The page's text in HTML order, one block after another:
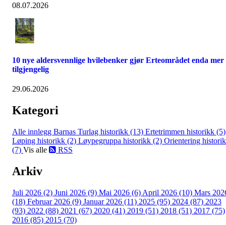
08.07.2026
10 nye aldersvennlige hvilebenker gjør Erteområdet enda mer
tilgjengelig
29.06.2026
Kategori
Alle innlegg Barnas Turlag historikk (13) Ertetrimmen historikk (5)
Løping historikk (2) Løypegruppa historikk (2) Orientering
(7) Vis alle RSS
Arkiv
Juli 2026 (2) Juni 2026 (9) Mai 2026 (6) April 2026 (10) Mars
(18) Februar 2026 (9) Januar 2026 (11) 2025 (95) 2024 (87) 2023
(93) 2022 (88) 2021 (67) 2020 (41) 2019 (51) 2018 (51) 2017 (75)
2016 (85) 2015 (70)